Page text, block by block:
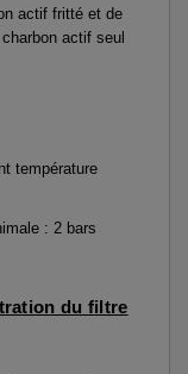
actif fritté et de
actif seul
température
: 2 bars
du filtre